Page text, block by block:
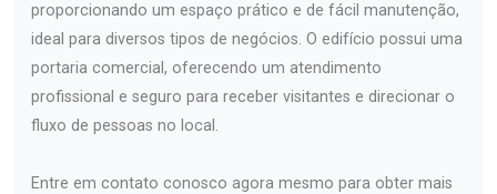
proporcionando um espaço prático e de fácil manutenção,
ideal para diversos tipos de negócios. O edifício possui uma
portaria comercial, oferecendo um atendimento
profissional e seguro para receber visitantes e direcionar o
fluxo de pessoas no local.
Entre em contato conosco agora mesmo para obter mais